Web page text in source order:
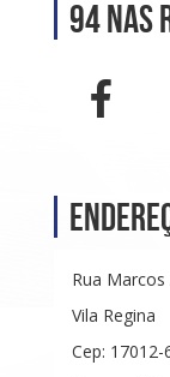
94 nas
Rua
Vila Regina
Cep: 17012-